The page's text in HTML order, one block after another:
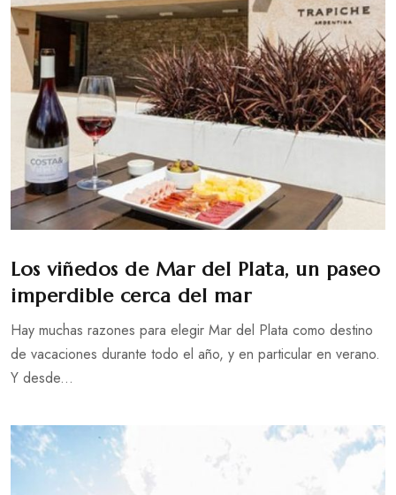
Los viñedos de Mar del Plata, un paseo
imperdible cerca del mar
Hay muchas razones para elegir Mar del Plata como destino
de vacaciones durante todo el año, y en particular en verano.
Y desde...